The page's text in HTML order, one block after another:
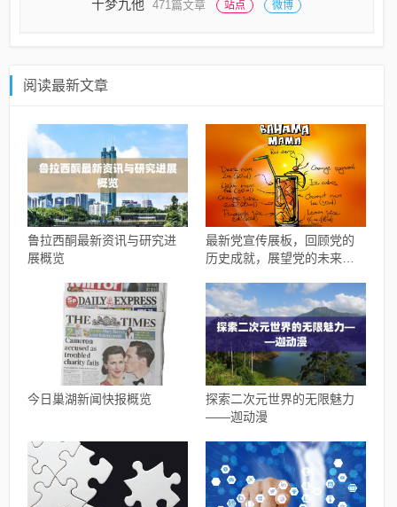
十梦九他 471篇文章 站点 微博
阅读最新文章
鲁拉西酮最新资讯与研究进
展概览
最新党宣传展板，回顾党的
历史成就，展望党的未来发
今日巢湖新闻快报概览
探索二次元世界的无限魅力
——迦动漫